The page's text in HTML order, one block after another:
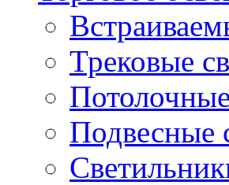
Трековые
Подвесные